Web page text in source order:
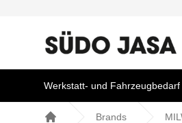
Werkstatt- und Fahrzeugbedarf
Brands